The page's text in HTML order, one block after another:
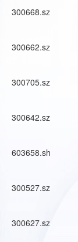
300668.sz
300662.sz
300705.sz
300642.sz
603658.sh
300527.sz
300627.sz